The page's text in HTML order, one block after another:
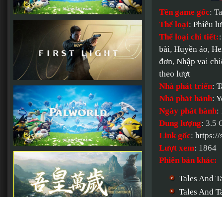
Tên game gốc:
Thể loại: Phiêu
Thể loại chi tiết:
bài, Huyền ảo,
đơn, Nhập vai
theo lượt
Nhà phát triển:
Nhà phát hành:
Ngày phát hành:
Dung lượng: 3.5
Link gốc: https://
Lượt xem: 1864
Phiên bản khác:
Tales And
Tales And